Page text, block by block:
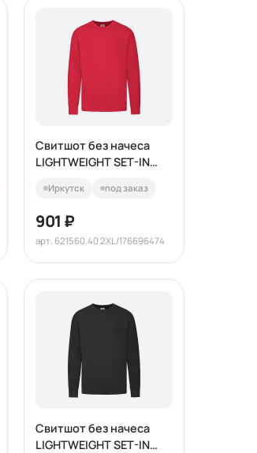
Свитшот без начеса
LIGHTWEIGHT SET-IN
Иркутск под заказ
901 ₽
арт. 621560.40 2XL/176696474
Свитшот без начеса
LIGHTWEIGHT SET-IN